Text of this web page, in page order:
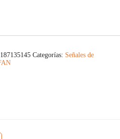
Categorías: Señales de